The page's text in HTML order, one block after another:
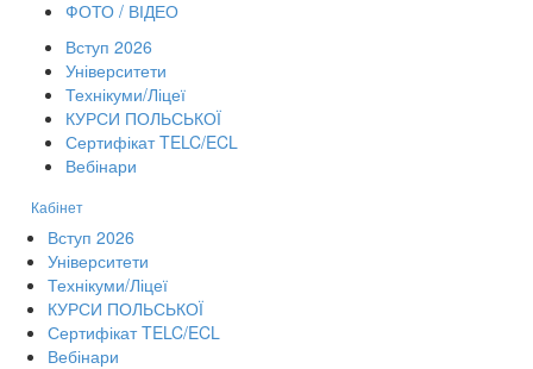
ФОТО / ВІДЕО
Вступ 2026
Університети
Технікуми/Ліцеї
КУРСИ ПОЛЬСЬКОЇ
Сертифікат TELC/ECL
Вебінари
Кабінет
Вступ 2026
Університети
Технікуми/Ліцеї
КУРСИ ПОЛЬСЬКОЇ
Сертифікат TELC/ECL
Вебінари